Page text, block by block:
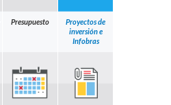
Presupuesto
Proyectos de
inversión e
Infobras